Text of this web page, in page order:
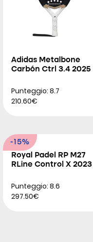
Adidas Metalbone
Carbón Ctrl 3.4 2025
Punteggio: 8.7
210.60€
-15%
Royal Padel RP M27
RLine Control X 2023
Punteggio: 8.6
297.50€